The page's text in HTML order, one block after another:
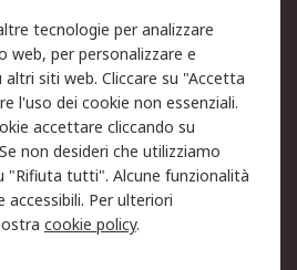
Informativa Privacy -
Aggiornata
Termini d'uso
Condizioni generali di
servizio
tecnologie per analizzare
web, per personalizzare e
altri siti web. Cliccare su "Accetta
l'uso dei cookie non essenziali.
accettare cliccando su
non desideri che utilizziamo
"Rifiuta tutti". Alcune funzionalità
Per ulteriori
cookie policy.